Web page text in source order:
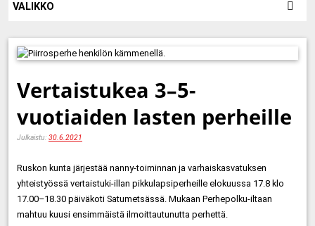
VALIKKO
Vertaistukea 3–5-
vuotiaiden lasten perheille
Julkaistu: 30.6.2021
Ruskon kunta järjestää nanny-toiminnan ja varhaiskasvatuksen
yhteistyössä vertaistuki-illan pikkulapsiperheille elokuussa 17.8 klo
17.00–18.30 päiväkoti Satumetsässä. Mukaan Perhepolku-iltaan
mahtuu kuusi ensimmäistä ilmoittautunutta perhettä.